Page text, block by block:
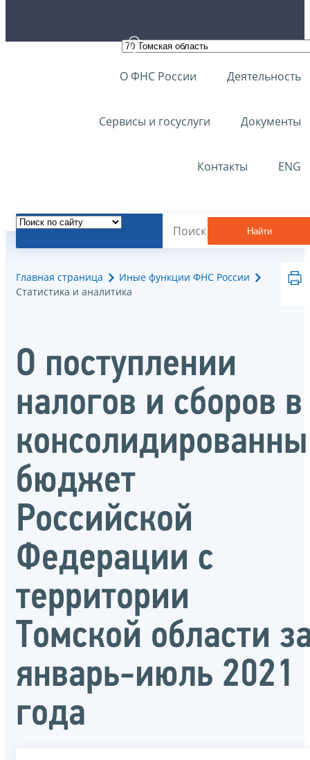
О ФНС России Деятельность
Сервисы и госуслуги Документы
Контакты ENG
Найти
Главная страница
Иные функции ФНС России
Статистика и аналитика
О поступлении
налогов и сборов в
бюджет
Российской
Федерации с
территории
Томской области
январь-июль 2021
года